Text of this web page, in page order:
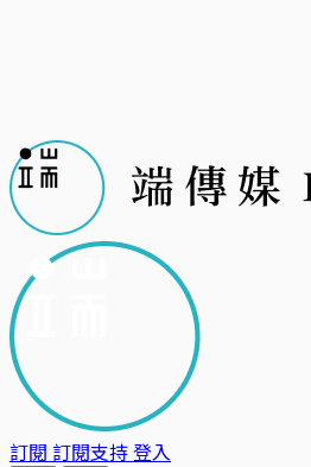
訂閱 訂閱支持登入